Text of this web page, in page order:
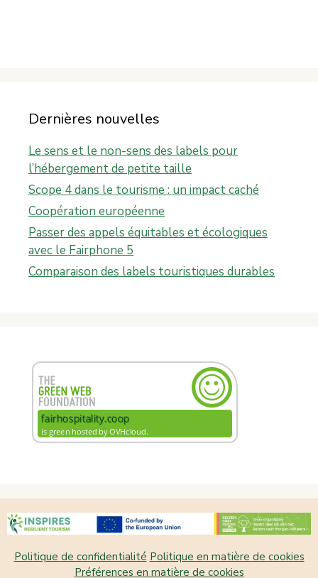
Dernières nouvelles
Le sens et le non-sens des labels pour
l’hébergement de petite taille
Scope 4 dans le tourisme : un impact caché
Coopération européenne
Passer des appels équitables et écologiques
avec le Fairphone 5
Comparaison des labels touristiques durables
Politique de confidentialité Politique en matière de cookies
Préférences en matière de cookies